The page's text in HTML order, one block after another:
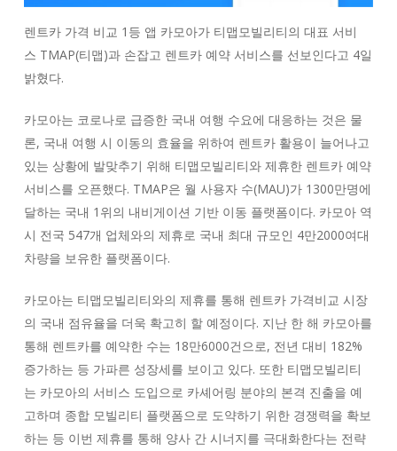
렌트카 가격 비교 1등 앱 카모아가 티맵모빌리티의 대표 서비
스 TMAP(티맵)과 손잡고 렌트카 예약 서비스를 선보인다고 4일
밝혔다.
카모아는 코로나로 급증한 국내 여행 수요에 대응하는 것은 물
론, 국내 여행 시 이동의 효율을 위하여 렌트카 활용이 늘어나고
있는 상황에 발맞추기 위해 티맵모빌리티와 제휴한 렌트카 예약
서비스를 오픈했다. TMAP은 월 사용자 수(MAU)가 1300만명에
달하는 국내 1위의 내비게이션 기반 이동 플랫폼이다. 카모아 역
시 전국 547개 업체와의 제휴로 국내 최대 규모인 4만2000여대
차량을 보유한 플랫폼이다.
카모아는 티맵모빌리티와의 제휴를 통해 렌트카 가격비교 시장
의 국내 점유율을 더욱 확고히 할 예정이다. 지난 한 해 카모아를
통해 렌트카를 예약한 수는 18만6000건으로, 전년 대비 182%
증가하는 등 가파른 성장세를 보이고 있다. 또한 티맵모빌리티
는 카모아의 서비스 도입으로 카셰어링 분야의 본격 진출을 예
고하며 종합 모빌리티 플랫폼으로 도약하기 위한 경쟁력을 확보
하는 등 이번 제휴를 통해 양사 간 시너지를 극대화한다는 전략